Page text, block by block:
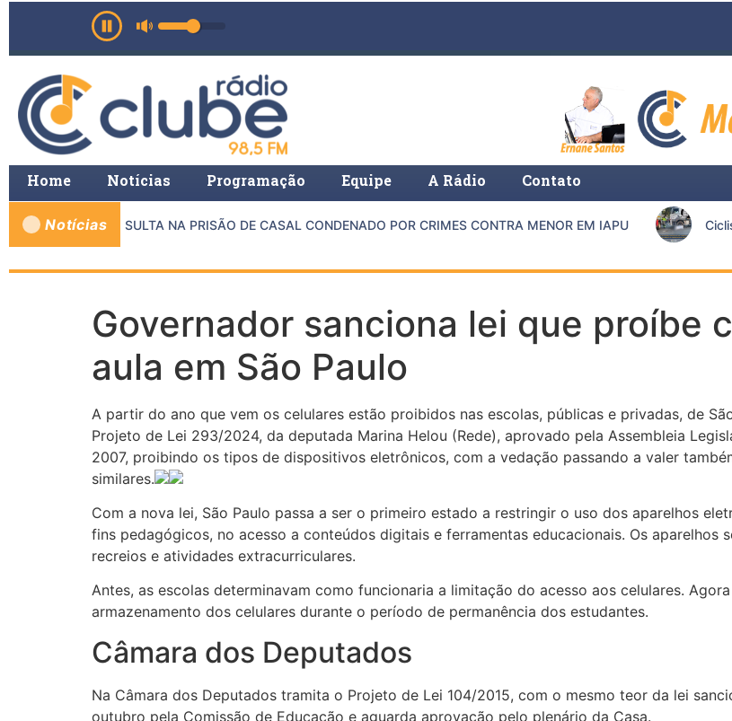
Home Notícias Programação Equipe A Rádio Contato
Notícias
MP E PMMG RESULTA NA PRISÃO DE CASAL CONDENADO POR CRIMES CONTRA MENOR EM IAPU
Governador sanciona lei que proíbe
aula em São Paulo
A partir do ano que vem os celulares estão proibidos nas escolas, públicas e privadas, de
Projeto de Lei 293/2024, da deputada Marina Helou (Rede), aprovado pela Assembleia
2007, proibindo os tipos de dispositivos eletrônicos, com a vedação passando a valer
similares.
Com a nova lei, São Paulo passa a ser o primeiro estado a restringir o uso dos aparelhos
fins pedagógicos, no acesso a conteúdos digitais e ferramentas educacionais. Os aparelhos
recreios e atividades extracurriculares.
Antes, as escolas determinavam como funcionaria a limitação do acesso aos celulares.
armazenamento dos celulares durante o período de permanência dos estudantes.
Câmara dos Deputados
Na Câmara dos Deputados tramita o Projeto de Lei 104/2015, com o mesmo teor da lei
outubro pela Comissão de Educação e aguarda aprovação pelo plenário da Casa.